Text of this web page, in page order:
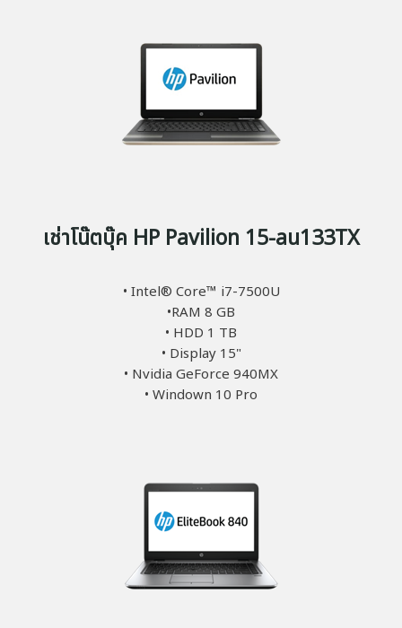
เช่าโน๊ตบุ๊ค HP Pavilion 15-au133TX
• Intel® Core™ i7-7500U
•RAM 8 GB
• HDD 1 TB
• Display 15"
• Nvidia GeForce 940MX
• Windown 10 Pro